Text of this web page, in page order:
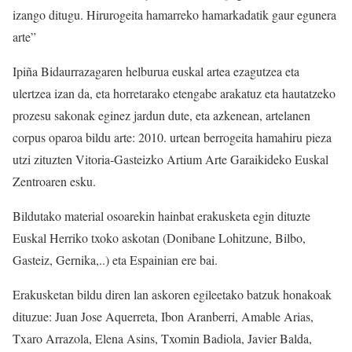
izango ditugu. Hirurogeita hamarreko hamarkadatik gaur egunera
arte”
Ipiña Bidaurrazagaren helburua euskal artea ezagutzea eta
ulertzea izan da, eta horretarako etengabe arakatuz eta hautatzeko
prozesu sakonak eginez jardun dute, eta azkenean, artelanen
corpus oparoa bildu arte: 2010. urtean berrogeita hamahiru pieza
utzi zituzten Vitoria-Gasteizko Artium Arte Garaikideko Euskal
Zentroaren esku.
Bildutako material osoarekin hainbat erakusketa egin dituzte
Euskal Herriko txoko askotan (Donibane Lohitzune, Bilbo,
Gasteiz, Gernika,..) eta Espainian ere bai.
Erakusketan bildu diren lan askoren egileetako batzuk honakoak
dituzue: Juan Jose Aquerreta, Ibon Aranberri, Amable Arias,
Txaro Arrazola, Elena Asins, Txomin Badiola, Javier Balda,